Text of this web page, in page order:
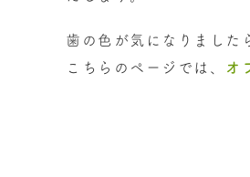
歯の色が気になりました
こちらのページでは、
オ